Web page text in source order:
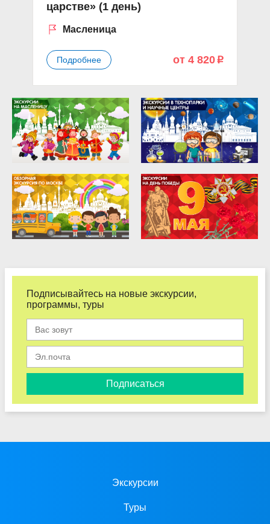
царстве» (1 день)
Масленица
Подробнее от 4 820 p
Подписывайтесь на новые экскурсии,
программы, туры
Подписаться
Экскурсии
Туры